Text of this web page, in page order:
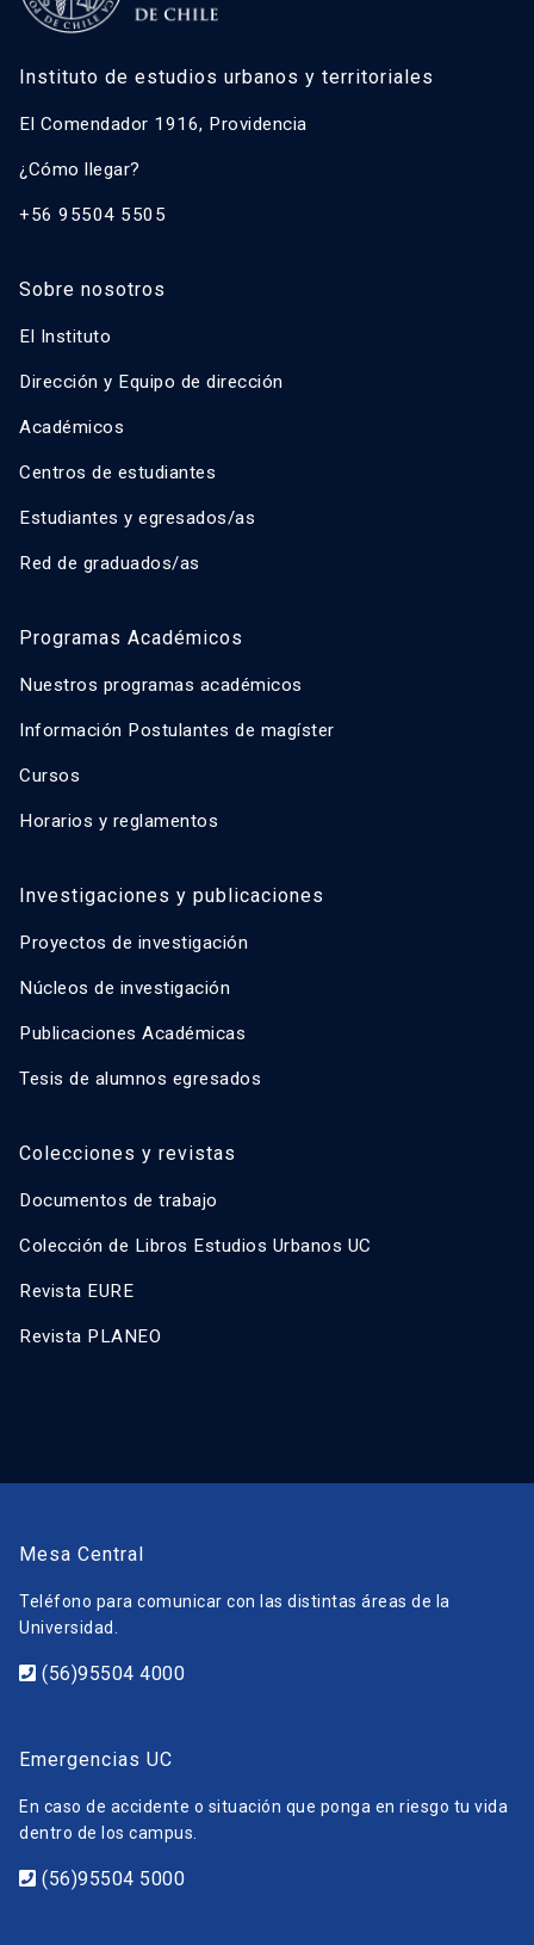
Instituto de estudios urbanos y territoriales
El Comendador 1916, Providencia
¿Cómo llegar?
+56 95504 5505
Sobre nosotros
El Instituto
Dirección y Equipo de dirección
Académicos
Centros de estudiantes
Estudiantes y egresados/as
Red de graduados/as
Programas Académicos
Nuestros programas académicos
Información Postulantes de magíster
Cursos
Horarios y reglamentos
Investigaciones y publicaciones
Proyectos de investigación
Núcleos de investigación
Publicaciones Académicas
Tesis de alumnos egresados
Colecciones y revistas
Documentos de trabajo
Colección de Libros Estudios Urbanos UC
Revista EURE
Revista PLANEO
Mesa Central
Teléfono para comunicar con las distintas áreas de la
Universidad.
(56)95504 4000
Emergencias UC
En caso de accidente o situación que ponga en riesgo tu vida
dentro de los campus.
(56)95504 5000